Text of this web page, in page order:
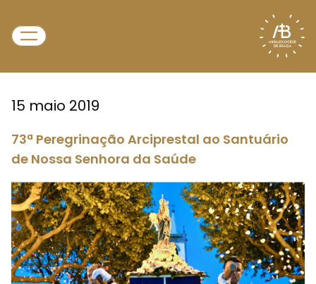
15 maio 2019
73ª Peregrinação Arciprestal ao Santuário
de Nossa Senhora da Saúde